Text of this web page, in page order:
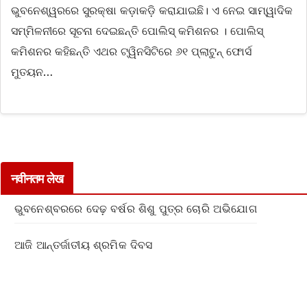
ଭୁବନେଶ୍ୱରରେ ସୁରକ୍ଷା କଡ଼ାକଡ଼ି କରାଯାଇଛି। ଏ ନେଇ ସାମ୍ୱାଦିକ
ସମ୍ମିଳନୀରେ ସୂଚନା ଦେଇଛନ୍ତି ପୋଲିସ୍ କମିଶନର । ପୋଲିସ୍
କମିଶନର କହିଛନ୍ତି ଏଥର ଟ୍ୱିନସିଟିରେ ୬୧ ପ୍ଲାଟୁନ୍ ଫୋର୍ସ
ମୁତୟନ…
नवीनतम लेख
ଭୁବନେଶ୍ବରରେ ଦେଢ଼ ବର୍ଷର ଶିଶୁ ପୁତ୍ର ଚୋରି ଅଭିଯୋଗ
ଆଜି ଆନ୍ତର୍ଜାତୀୟ ଶ୍ରମିକ ଦିବସ